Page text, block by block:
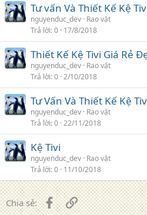
Tư vấn Và Thiết Kế Kệ
nguyenduc_dev Rao vặt
Trả lời 0 17/8/2018
Thiết Kế Kệ Tivi Giá Rẻ
nguyenduc_dev Rao vặt
Trả lời 0 2/10/2018
Tư Vấn Và Thiết Kế Kệ
nguyenduc_dev Rao vặt
Trả lời 0 22/11/2018
Kệ Tivi
nguyenduc_dev Rao vặt
Trả lời 0 11/10/2018
Chia sẻ: FacebookLiên kết